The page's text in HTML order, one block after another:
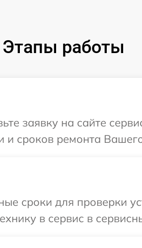
Этапы работы
заявку на сайте
сроков ремонта
сроки для проверки
в сервис в